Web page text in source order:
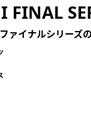
FINAL
ァイナルシリーズ